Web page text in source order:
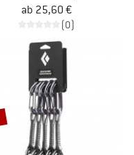
ab 25,60 €
(0)